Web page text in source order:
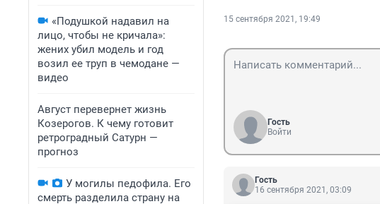
«Подушкой надавил на
лицо, чтобы не кричала»:
жених убил модель и год
возил ее труп в чемодане —
видео
Август перевернет жизнь
Козерогов. К чему готовит
ретроградный Сатурн —
прогноз
У могилы педофила. Его
смерть разделила страну на
15 сентября 2021, 19:49
Гость
Войти
Гость
16 сентября 2021, 03:09